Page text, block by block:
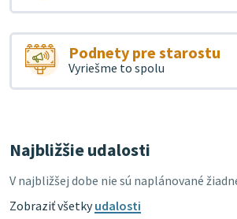
Podnety pre starostu
Vyriešme to spolu
Najbližšie udalosti
V najbližšej dobe nie sú naplánované
Zobraziť všetkyudalosti